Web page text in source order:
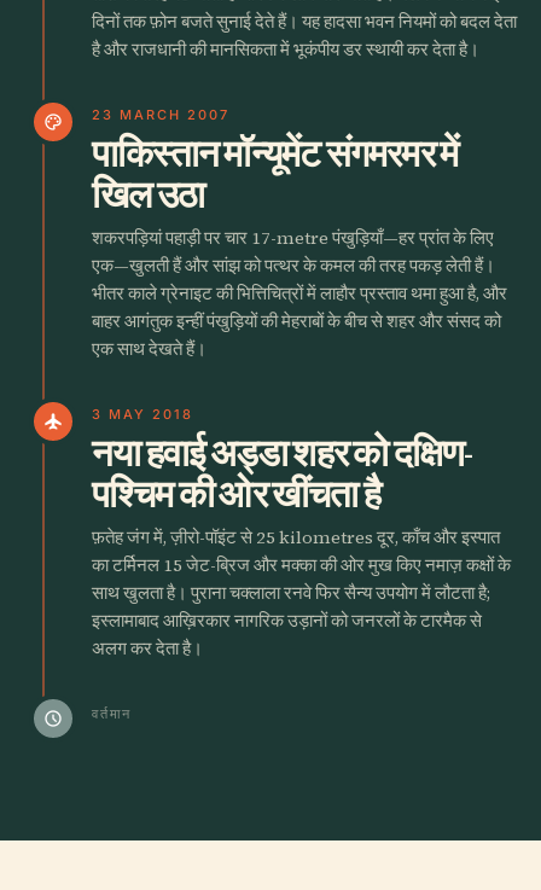
दिनों तक फ़ोन बजते सुनाई देते हैं। यह हादसा भवन नियमों को बदल देता
है और राजधानी की मानसिकता में भूकंपीय डर स्थायी कर देता है।
palette 23 MARCH 2007
पाकिस्तान मॉन्यूमेंट संगमरमर में
खिल उठा
शकरपड़ियां पहाड़ी पर चार 17-metre पंखुड़ियाँ—हर प्रांत के लिए
एक—खुलती हैं और सांझ को पत्थर के कमल की तरह पकड़ लेती हैं।
भीतर काले ग्रेनाइट की भित्तिचित्रों में लाहौर प्रस्ताव थमा हुआ है, और
बाहर आगंतुक इन्हीं पंखुड़ियों की मेहराबों के बीच से शहर और संसद को
एक साथ देखते हैं।
flight 3 MAY 2018
नया हवाई अड्डा शहर को दक्षिण-
पश्चिम की ओर खींचता है
फ़तेह जंग में, ज़ीरो-पॉइंट से 25 kilometres दूर, काँच और इस्पात
का टर्मिनल 15 जेट-ब्रिज और मक्का की ओर मुख किए नमाज़ कक्षों के
साथ खुलता है। पुराना चक्लाला रनवे फिर सैन्य उपयोग में लौटता है;
इस्लामाबाद आख़िरकार नागरिक उड़ानों को जनरलों के टारमैक से
अलग कर देता है।
schedule वर्तमान